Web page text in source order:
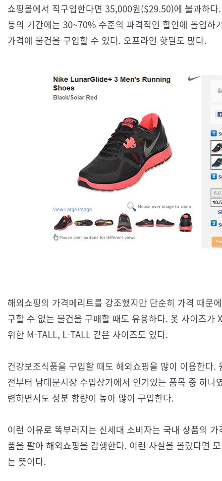
쇼핑몰에서 직구입한다면 35,000원($29.50)에 불과하
등의 기간에는 30~70% 수준의 파격적인 할인에 돌입하
가격에 물건을 구입할 수 있다. 오프라인 핫딜도 많다.
해외쇼핑의 가격메리트를 강조했지만 단순히 가격 때문
구할 수 없는 물건을 구매할 때도 유용하다. 옷 사이즈가
위한 M-TALL, L-TALL 같은 사이즈도 있다.
건강보조식품을 구입할 때도 해외쇼핑을 많이 이용한다
전부터 남대문시장 수입상가에서 인기있는 품목 중 하
렴하면서도 성분 함량이 높아 많이 구입한다.
이런 이유로 똑부러지는 신세대 소비자는 국내 상품의
품을 팔아 해외쇼핑을 감행한다. 이런 사실을 몰랐다면
는 뜻이다.